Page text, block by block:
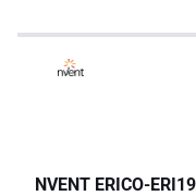
progetti, ma anche
NVENT ERICO-